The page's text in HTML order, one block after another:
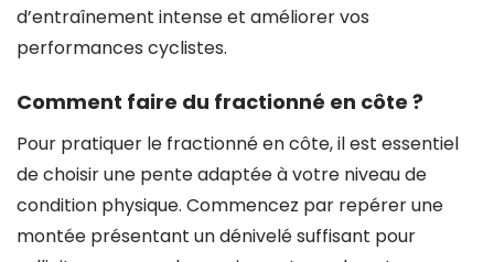
d’entraînement intense et améliorer vos
performances cyclistes.
Comment faire du fractionné en côte ?
Pour pratiquer le fractionné en côte, il est essentiel
de choisir une pente adaptée à votre niveau de
condition physique. Commencez par repérer une
montée présentant un dénivelé suffisant pour